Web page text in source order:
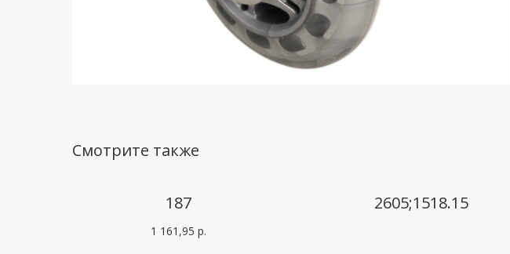
Смотрите также
187
1 161,95 р.
2605;1518.15